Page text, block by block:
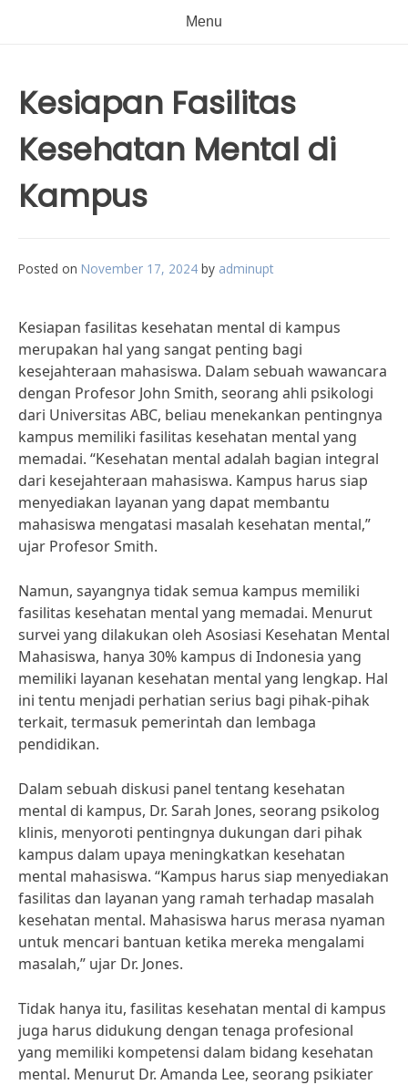
Menu
Kesiapan Fasilitas
Kesehatan Mental di
Kampus
Posted on November 17, 2024 by adminupt
Kesiapan fasilitas kesehatan mental di kampus
merupakan hal yang sangat penting bagi
kesejahteraan mahasiswa. Dalam sebuah wawancara
dengan Profesor John Smith, seorang ahli psikologi
dari Universitas ABC, beliau menekankan pentingnya
kampus memiliki fasilitas kesehatan mental yang
memadai. “Kesehatan mental adalah bagian integral
dari kesejahteraan mahasiswa. Kampus harus siap
menyediakan layanan yang dapat membantu
mahasiswa mengatasi masalah kesehatan mental,”
ujar Profesor Smith.
Namun, sayangnya tidak semua kampus memiliki
fasilitas kesehatan mental yang memadai. Menurut
survei yang dilakukan oleh Asosiasi Kesehatan Mental
Mahasiswa, hanya 30% kampus di Indonesia yang
memiliki layanan kesehatan mental yang lengkap. Hal
ini tentu menjadi perhatian serius bagi pihak-pihak
terkait, termasuk pemerintah dan lembaga
pendidikan.
Dalam sebuah diskusi panel tentang kesehatan
mental di kampus, Dr. Sarah Jones, seorang psikolog
klinis, menyoroti pentingnya dukungan dari pihak
kampus dalam upaya meningkatkan kesehatan
mental mahasiswa. “Kampus harus siap menyediakan
fasilitas dan layanan yang ramah terhadap masalah
kesehatan mental. Mahasiswa harus merasa nyaman
untuk mencari bantuan ketika mereka mengalami
masalah,” ujar Dr. Jones.
Tidak hanya itu, fasilitas kesehatan mental di kampus
juga harus didukung dengan tenaga profesional
yang memiliki kompetensi dalam bidang kesehatan
mental. Menurut Dr. Amanda Lee, seorang psikiater